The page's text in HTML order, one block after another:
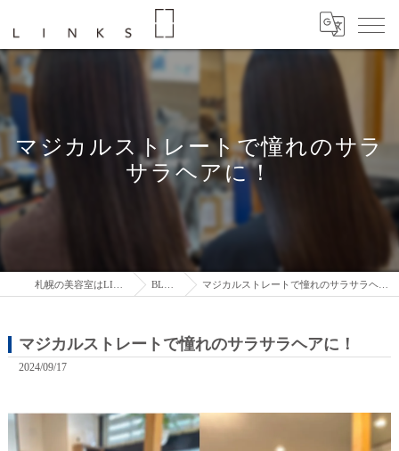
マジカルストレートで憧れのサラ
サラヘアに！
BLOG マジカルストレートで憧れのサラサラヘアに！
マジカルストレートで憧れのサラサラヘアに！
2024/09/17